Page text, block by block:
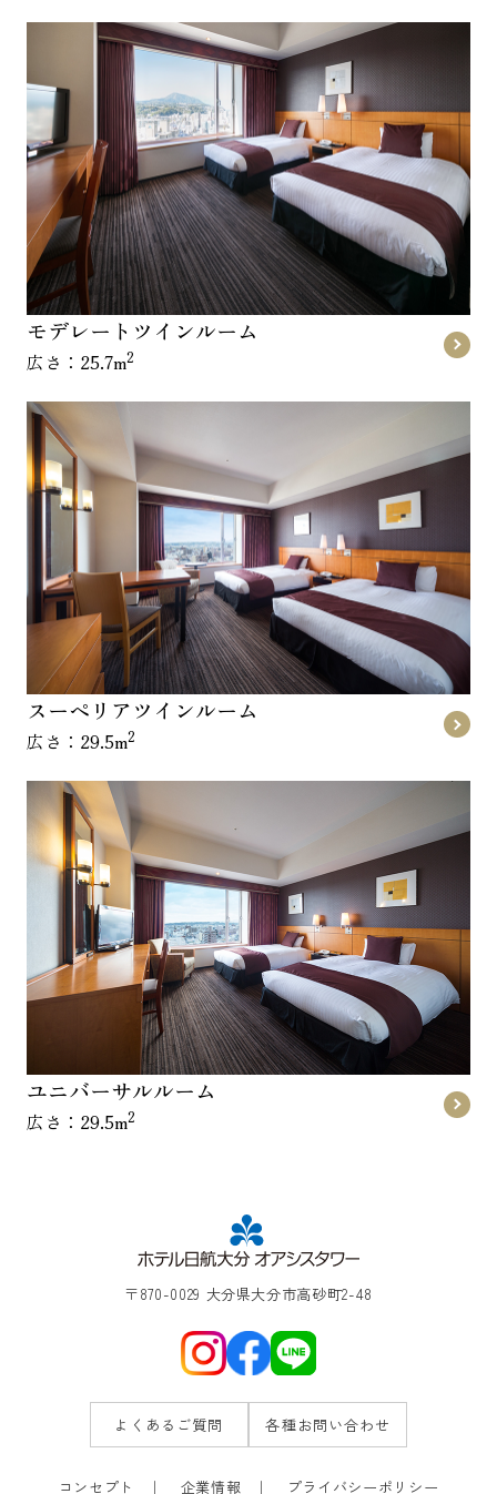
モデレートツインルーム
広さ：25.7m2
スーペリアツインルーム
広さ：29.5m2
ユニバーサルルーム
広さ：29.5m2
〒870-0029 大分県大分市高砂町2-48
よくあるご質問 各種お問い合わせ
コンセプト 企業情報 プライバシーポリシー